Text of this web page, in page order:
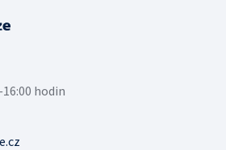
hodin